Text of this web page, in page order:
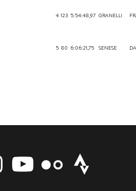
4 123 5:54:48,97 GRANELLI
5 80 6:06:21,75 SENESE